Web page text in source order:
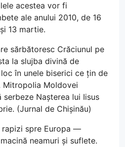
acestea vor fi
ale anului 2010, de 16
13 martie.
sărbătoresc Crăciunul pe
la slujba divină de
în unele biserici ce țin de
Mitropolia Moldovei
Nașterea lui Iisus
(Jurnal de Chișinău)
rapizi spre Europa —
neamuri și suflete.